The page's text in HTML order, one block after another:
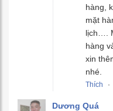
hàng,
mặt
lịch….
hàng
xin
nhé.
Thích ·
Dương Quá